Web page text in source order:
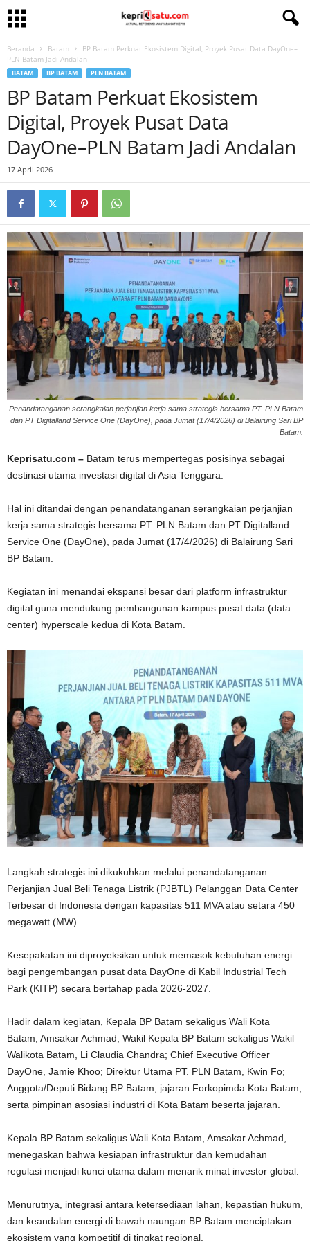
Beranda Batam
BP Batam Perkuat Ekosistem Digital, Proyek Pusat Data DayOne–
PLN Batam Jadi Andalan
BATAM BP BATAM PLN BATAM
BP Batam Perkuat Ekosistem
Digital, Proyek Pusat Data
DayOne–PLN Batam Jadi Andalan
17 April 2026
Penandatanganan serangkaian perjanjian kerja sama strategis bersama PT. PLN Batam
dan PT Digitalland Service One (DayOne), pada Jumat (17/4/2026) di Balairung Sari BP
Batam.
Keprisatu.com – Batam terus mempertegas posisinya sebagai
destinasi utama investasi digital di Asia Tenggara.
Hal ini ditandai dengan penandatanganan serangkaian perjanjian
kerja sama strategis bersama PT. PLN Batam dan PT Digitalland
Service One (DayOne), pada Jumat (17/4/2026) di Balairung Sari
BP Batam.
Kegiatan ini menandai ekspansi besar dari platform infrastruktur
digital guna mendukung pembangunan kampus pusat data (data
center) hyperscale kedua di Kota Batam.
Langkah strategis ini dikukuhkan melalui penandatanganan
Perjanjian Jual Beli Tenaga Listrik (PJBTL) Pelanggan Data Center
Terbesar di Indonesia dengan kapasitas 511 MVA atau setara 450
megawatt (MW).
Kesepakatan ini diproyeksikan untuk memasok kebutuhan energi
bagi pengembangan pusat data DayOne di Kabil Industrial Tech
Park (KITP) secara bertahap pada 2026-2027.
Hadir dalam kegiatan, Kepala BP Batam sekaligus Wali Kota
Batam, Amsakar Achmad; Wakil Kepala BP Batam sekaligus Wakil
Walikota Batam, Li Claudia Chandra; Chief Executive Officer
DayOne, Jamie Khoo; Direktur Utama PT. PLN Batam, Kwin Fo;
Anggota/Deputi Bidang BP Batam, jajaran Forkopimda Kota Batam,
serta pimpinan asosiasi industri di Kota Batam beserta jajaran.
Kepala BP Batam sekaligus Wali Kota Batam, Amsakar Achmad,
menegaskan bahwa kesiapan infrastruktur dan kemudahan
regulasi menjadi kunci utama dalam menarik minat investor global.
Menurutnya, integrasi antara ketersediaan lahan, kepastian hukum,
dan keandalan energi di bawah naungan BP Batam menciptakan
ekosistem yang kompetitif di tingkat regional.